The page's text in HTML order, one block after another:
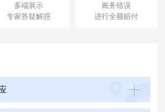
多端展示
专家答疑解惑
账务错误
进行全额赔付